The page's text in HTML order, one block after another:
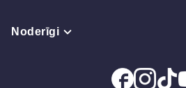
Noderīgi